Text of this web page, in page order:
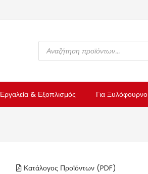
Εργαλεία & Εξοπλισμός Για Ξυλόφουρνο
Κατάλογος Προϊόντων (PDF)